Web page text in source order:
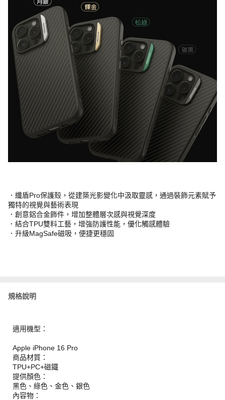
．纖盾Pro保護殼，從建築光影變化中汲取靈感，通過裝飾元素賦予
獨特的視覺與藝術表現
．創意鋁合金飾件，增加整體層次感與視覺深度
．結合TPU雙料工藝，增強防護性能，優化觸感體驗
．升級MagSafe磁吸，便捷更穩固
規格說明
適用機型：
Apple iPhone 16 Pro
商品材質：
TPU+PC+磁鐵
提供顏色：
黑色、綠色、金色、銀色
內容物：